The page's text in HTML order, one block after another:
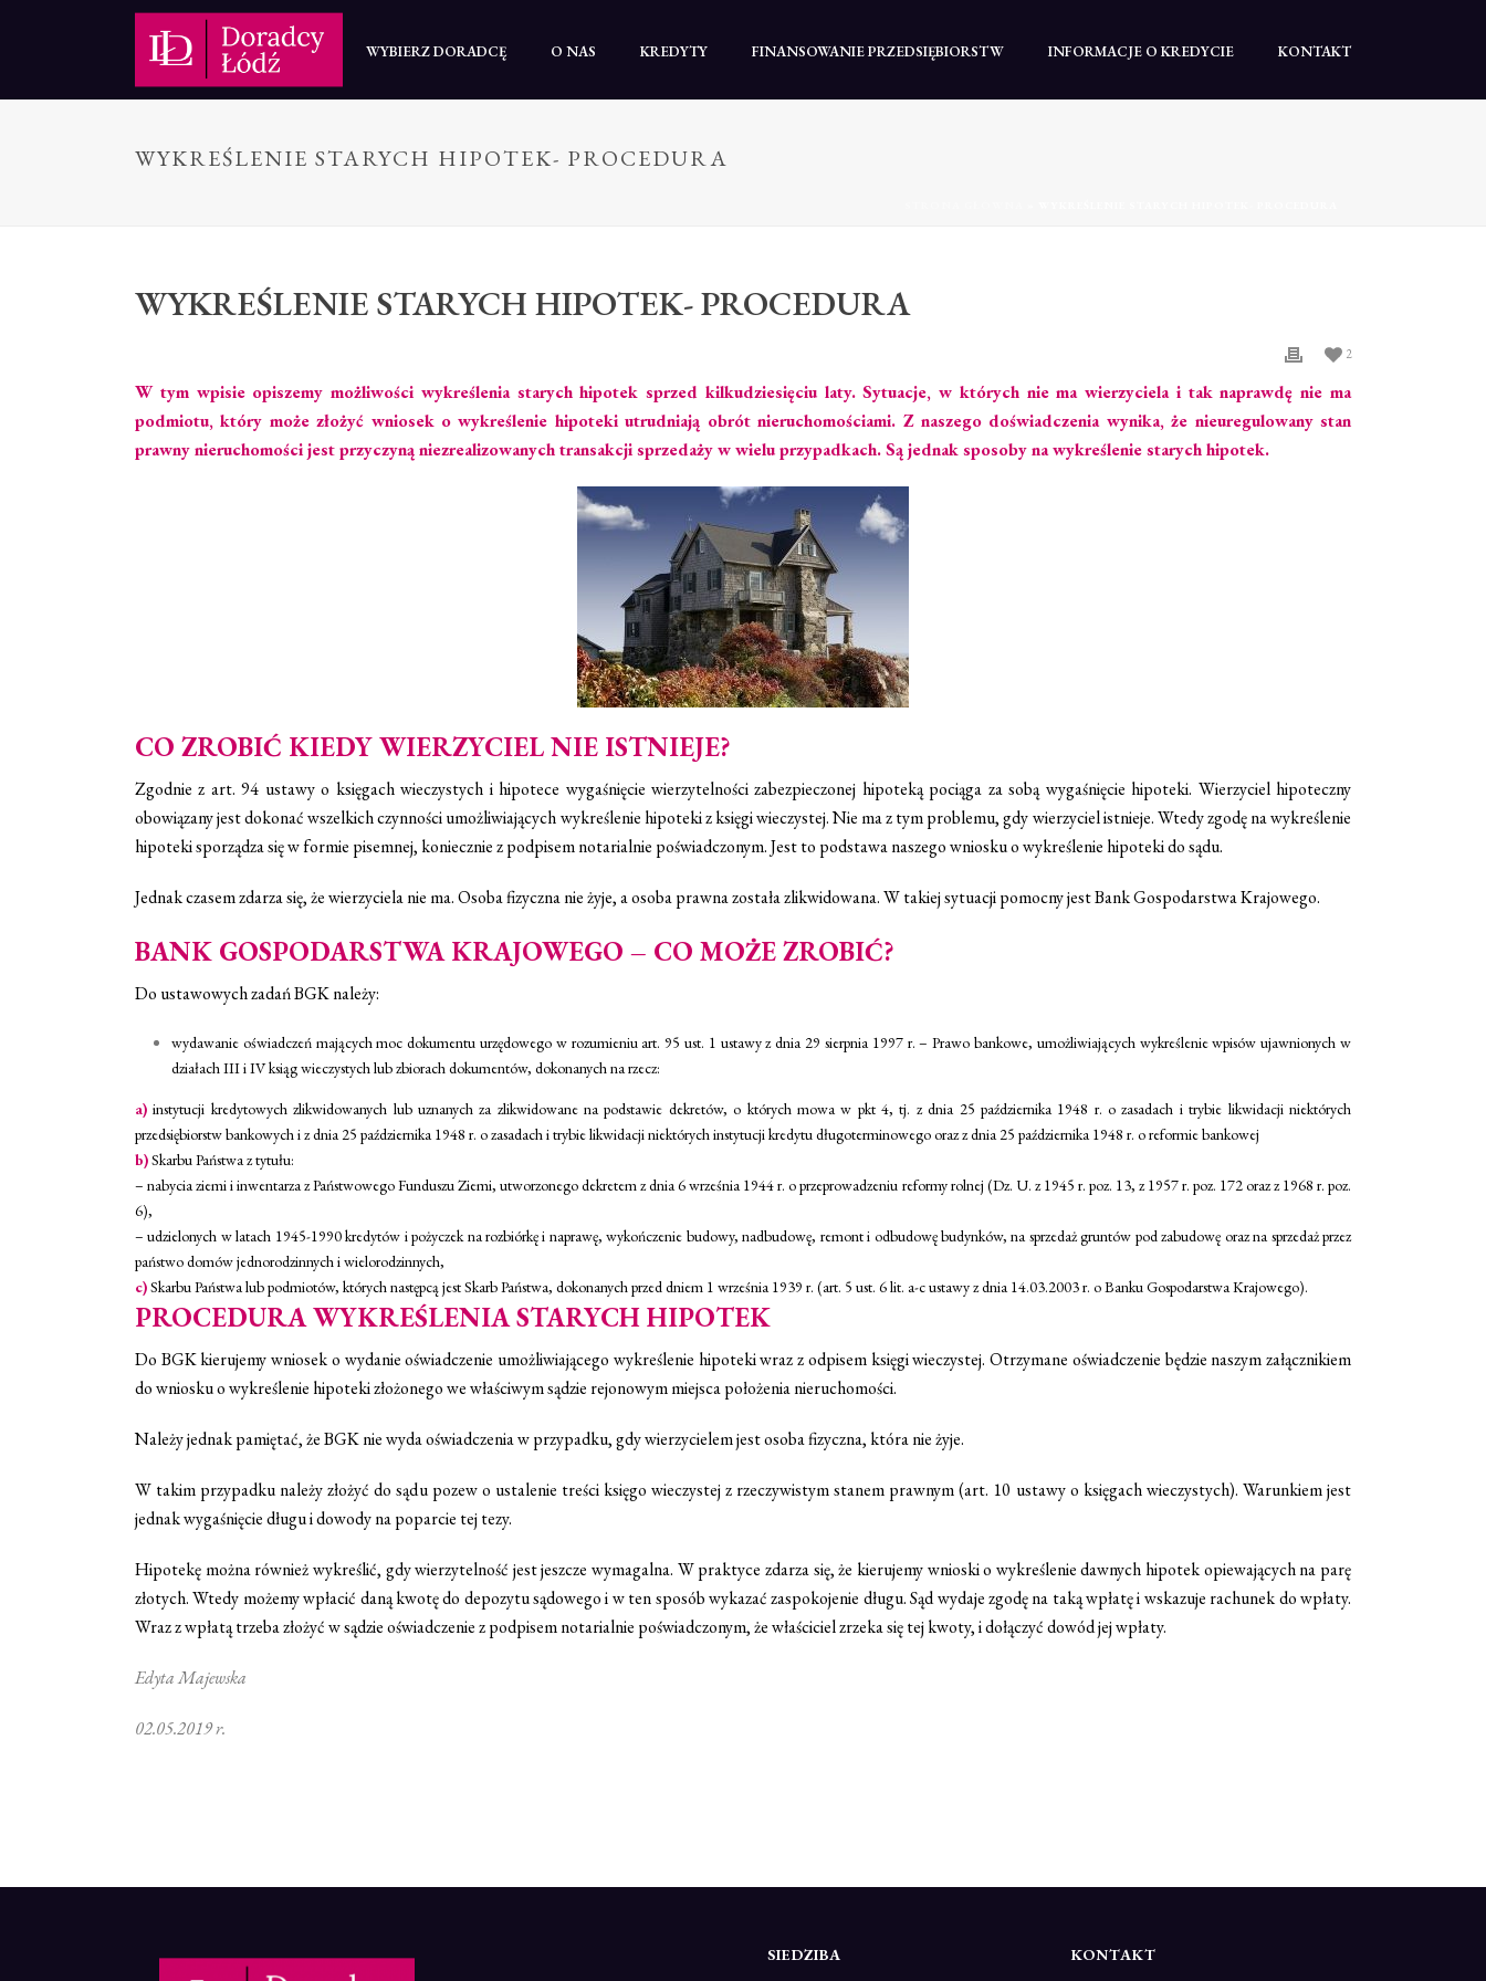
WYBIERZ DORADCĘ O NAS KREDYTY FINANSOWANIE PRZEDSIĘBIORSTW INFORMACJE O KREDYCIE KONTAKT
WYKREŚLENIE STARYCH HIPOTEK- PROCEDURA
WYKREŚLENIE STARYCH HIPOTEK- PROCEDURA
2
W tym wpisie opiszemy możliwości wykreślenia starych hipotek sprzed kilkudziesięciu laty. Sytuacje, w których nie ma wierzyciela i tak naprawdę nie ma
podmiotu, który może złożyć wniosek o wykreślenie hipoteki utrudniają obrót nieruchomościami. Z naszego doświadczenia wynika, że nieuregulowany stan
prawny nieruchomości jest przyczyną niezrealizowanych transakcji sprzedaży w wielu przypadkach. Są jednak sposoby na wykreślenie starych hipotek.
CO ZROBIĆ KIEDY WIERZYCIEL NIE ISTNIEJE?
Zgodnie z art. 94 ustawy o księgach wieczystych i hipotece wygaśnięcie wierzytelności zabezpieczonej hipoteką pociąga za sobą wygaśnięcie hipoteki. Wierzyciel hipoteczny
obowiązany jest dokonać wszelkich czynności umożliwiających wykreślenie hipoteki z księgi wieczystej. Nie ma z tym problemu, gdy wierzyciel istnieje. Wtedy zgodę na wykreślenie
hipoteki sporządza się w formie pisemnej, koniecznie z podpisem notarialnie poświadczonym. Jest to podstawa naszego wniosku o wykreślenie hipoteki do sądu.
Jednak czasem zdarza się, że wierzyciela nie ma. Osoba fizyczna nie żyje, a osoba prawna została zlikwidowana. W takiej sytuacji pomocny jest Bank Gospodarstwa Krajowego.
BANK GOSPODARSTWA KRAJOWEGO – CO MOŻE ZROBIĆ?
Do ustawowych zadań BGK należy:
wydawanie oświadczeń mających moc dokumentu urzędowego w rozumieniu art. 95 ust. 1 ustawy z dnia 29 sierpnia 1997 r. – Prawo bankowe, umożliwiających wykreślenie wpisów ujawnionych w
działach III i IV ksiąg wieczystych lub zbiorach dokumentów, dokonanych na rzecz:
a)instytucji kredytowych zlikwidowanych lub uznanych za zlikwidowane na podstawie dekretów, o których mowa w pkt 4, tj. z dnia 25 października 1948 r. o zasadach i trybie likwidacji niektórych
przedsiębiorstw bankowych i z dnia 25 października 1948 r. o zasadach i trybie likwidacji niektórych instytucji kredytu długoterminowego oraz z dnia 25 października 1948 r. o reformie bankowej
b)Skarbu Państwa z tytułu:
–nabycia ziemi i inwentarza z Państwowego Funduszu Ziemi, utworzonego dekretem z dnia 6 września 1944 r. o przeprowadzeniu reformy rolnej (Dz. U. z 1945 r. poz. 13, z 1957 r. poz. 172 oraz z 1968 r. poz.
6),
– udzielonych w latach 1945-1990 kredytów i pożyczek na rozbiórkę i naprawę, wykończenie budowy, nadbudowę, remont i odbudowę budynków, na sprzedaż gruntów pod zabudowę oraz na sprzedaż przez
państwo domów jednorodzinnych i wielorodzinnych,
c)Skarbu Państwa lub podmiotów, których następcą jest Skarb Państwa, dokonanych przed dniem 1 września 1939 r. (art. 5 ust. 6 lit. a-c ustawy z dnia 14.03.2003 r. o Banku Gospodarstwa Krajowego).
PROCEDURA WYKREŚLENIA STARYCH HIPOTEK
Do BGK kierujemy wniosek o wydanie oświadczenie umożliwiającego wykreślenie hipoteki wraz z odpisem księgi wieczystej. Otrzymane oświadczenie będzie naszym załącznikiem
do wniosku o wykreślenie hipoteki złożonego we właściwym sądzie rejonowym miejsca położenia nieruchomości.
Należy jednak pamiętać, że BGK nie wyda oświadczenia w przypadku, gdy wierzycielem jest osoba fizyczna, która nie żyje.
W takim przypadku należy złożyć do sądu pozew o ustalenie treści księgo wieczystej z rzeczywistym stanem prawnym (art. 10 ustawy o księgach wieczystych). Warunkiem jest
jednak wygaśnięcie długu i dowody na poparcie tej tezy.
Hipotekę można również wykreślić, gdy wierzytelność jest jeszcze wymagalna. W praktyce zdarza się, że kierujemy wnioski o wykreślenie dawnych hipotek opiewających na parę
złotych. Wtedy możemy wpłacić daną kwotę do depozytu sądowego i w ten sposób wykazać zaspokojenie długu. Sąd wydaje zgodę na taką wpłatę i wskazuje rachunek do wpłaty.
Wraz z wpłatą trzeba złożyć w sądzie oświadczenie z podpisem notarialnie poświadczonym, że właściciel zrzeka się tej kwoty, i dołączyć dowód jej wpłaty.
Edyta Majewska
02.05.2019 r.
SIEDZIBA KONTAKT